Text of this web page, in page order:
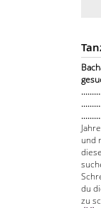
und
du
zu